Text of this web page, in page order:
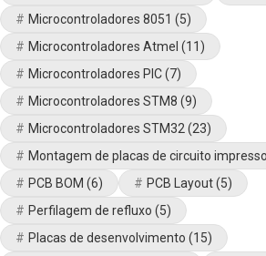
Microcontroladores 8051 (5)
Microcontroladores Atmel (11)
Microcontroladores PIC(7)
Microcontroladores STM8 (9)
Microcontroladores STM32 (23)
Montagem de placas de circuito impresso
PCB BOM (6) PCB Layout(5)
Perfilagem de refluxo (5)
Placas de desenvolvimento (15)